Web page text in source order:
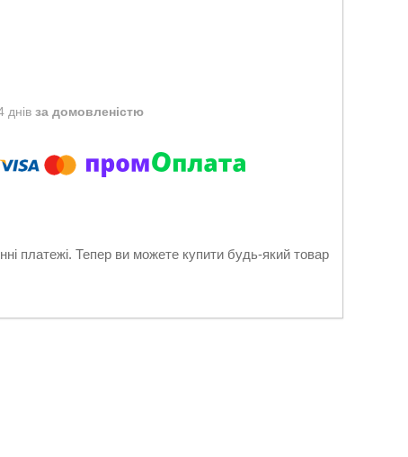
днів за домовленістю
платежі. Тепер ви можете купити будь-який товар